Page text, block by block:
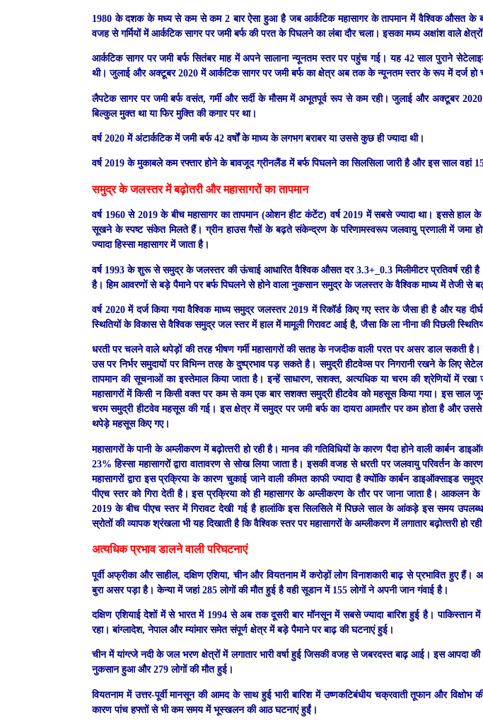
1980 के दशक के मध्य से कम से कम 2 बार ऐसा हुआ है जब आर्कटिक महासागर के तापमान में वैश्विक औसत के
वजह से गर्मियों में आर्कटिक सागर पर जमी बर्फ की परत के पिघलने का लंबा दौर चला। इसका मध्य अक्षांश वाले
आर्कटिक सागर पर जमी बर्फ सितंबर माह में अपने सालाना न्यूनतम स्तर पर पहुंच गई। यह 42 साल पुराने
थी। जुलाई और अक्टूबर 2020 में आर्कटिक सागर पर जमी बर्फ का क्षेत्र अब तक के न्यूनतम स्तर के रूप में दर्ज हो
लैपटेक सागर पर जमी बर्फ वसंत, गर्मी और सर्दी के मौसम में अभूतपूर्व रूप से कम रही। जुलाई और अक्टूबर 2020
बिल्कुल मुक्त था या फिर मुक्ति की कगार पर था।
वर्ष 2020 में अंटार्कटिक में जमी बर्फ 42 वर्षों के माध्य के लगभग बराबर या उससे कुछ ही ज्यादा थी।
वर्ष 2019 के मुकाबले कम रफ्तार होने के बावजूद ग्रीनलैंड में बर्फ पिघलने का सिलसिला जारी है और इस साल वहां
समुद्र के जलस्तर में बढ़ोतरी और महासागरों का तापमान
वर्ष 1960 से 2019 के बीच महासागर का तापमान (ओशन हीट कंटेंट) वर्ष 2019 में सबसे ज्यादा था। इससे हाल के
सूखने के स्पष्ट संकेत मिलते हैं। ग्रीन हाउस गैसों के बढ़ते संकेन्‍द्रण के परिणामस्वरूप जलवायु प्रणाली में जमा
ज्यादा हिस्सा महासागर में जाता है।
वर्ष 1993 के शुरू से समुद्र के जलस्तर की ऊंचाई आधारित वैश्विक औसत दर 3.3+_0.3 मिलीमीटर प्रतिवर्ष रही
है। हिम आवरणों से बड़े पैमाने पर बर्फ पिघलने से होने वाला नुकसान समुद्र के जलस्तर के वैश्विक माध्य में तेजी से
वर्ष 2020 में दर्ज किया गया वैश्विक माध्य समुद्र जलस्तर 2019 में रिकॉर्ड किए गए स्तर के जैसा ही है और यह
स्थितियों के विकास से वैश्विक समुद्र जल स्तर में हाल में मामूली गिरावट आई है, जैसा कि ला नीना की पिछली
धरती पर चलने वाले थपेड़ों की तरह भीषण गर्मी महासागरों की सतह के नजदीक वाली परत पर असर डाल सकती
उस पर निर्भर समुदायों पर विभिन्न तरह के दुष्प्रभाव पड़ सकते है। समुद्री हीटवेव्स पर निगरानी रखने के लिए
तापमान की सूचनाओं का इस्तेमाल किया जाता है। इन्हें साधारण, सशक्त, अत्यधिक या चरम की श्रेणियों में रखा
महासागरों में किसी न किसी वक्त पर कम से कम एक बार सशक्त समुद्री हीटवेव को महसूस किया गया। इस
चरम समुद्री हीटवेव महसूस की गई। इस क्षेत्र में समुद्र पर जमी बर्फ का दायरा आमतौर पर कम होता है और
थपेड़े महसूस किए गए।
महासागरों के पानी के अम्लीकरण में बढ़ोत्‍तरी हो रही है। मानव की गतिविधियों के कारण पैदा होने वाली कार्बन
23% हिस्सा महासागरों द्वारा वातावरण से सोख लिया जाता है। इसकी वजह से धरती पर जलवायु परिवर्तन के
महासागरों द्वारा इस प्रक्रिया के कारण चुकाई जाने वाली कीमत काफी ज्यादा है क्योंकि कार्बन डाइऑक्साइड
पीएच स्तर को गिरा देती है। इस प्रक्रिया को ही महासागर के अम्लीकरण के तौर पर जाना जाता है। आकलन
2019 के बीच पीएच स्तर में गिरावट देखी गई है हालांकि इस सिलसिले में पिछले साल के आंकड़े इस समय
स्रोतों की व्यापक श्रंखला भी यह दिखाती है कि वैश्विक स्तर पर महासागरों के अम्‍लीकरण में लगातार बढ़ोत्‍तरी हो
अत्यधिक प्रभाव डालने वाली परिघटनाएं
पूर्वी अफ्रीका और साहील, दक्षिण एशिया, चीन और वियतनाम में करोड़ों लोग विनाशकारी बाढ़ से प्रभावित हुए
बुरा असर पड़ा है। केन्या में जहां 285 लोगों की मौत हुई है वही सूडान में 155 लोगों ने अपनी जान गंवाई है।
दक्षिण एशियाई देशों में से भारत में 1994 से अब तक दूसरी बार मॉनसून में सबसे ज्यादा बारिश हुई है। पाकिस्तान में
रहा। बांग्लादेश, नेपाल और म्यांमार समेत संपूर्ण क्षेत्र में बड़े पैमाने पर बाढ़ की घटनाएं हुई।
चीन में यांग्त्जे नदी के जल भरण क्षेत्रों में लगातार भारी वर्षा हुई जिसकी वजह से जबरदस्त बाढ़ आई। इस आपदा
नुकसान हुआ और 279 लोगों की मौत हुई।
वियतनाम में उत्तर-पूर्वी मानसून की आमद के साथ हुई भारी बारिश में उष्णकटिबंधीय चक्रवाती तूफान और
कारण पांच हफ्तों से भी कम समय में भूस्खलन की आठ घटनाएं हुईं।